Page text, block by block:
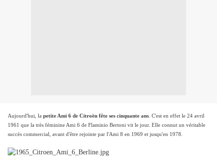
Aujourd'hui, la petite Ami 6 de Citroën fête ses cinquante ans . C'est en effet le 24 avril
1961 que la très féminine Ami 6 de Flaminio Bertoni vit le jour. Elle connut un véritable
succès commercial, avant d'être rejointe par l'Ami 8 en 1969 et jusqu'en 1978.